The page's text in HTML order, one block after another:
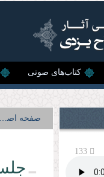
کتاب‌های صوتی
133
صفحه اصلی